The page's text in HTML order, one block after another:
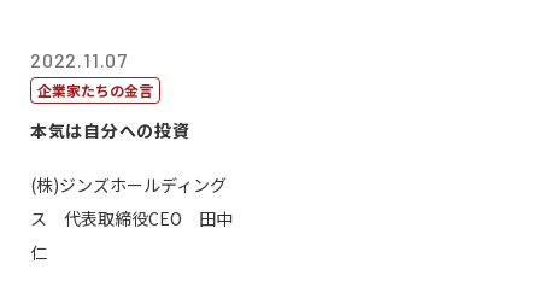
2022.11.07
企業家たちの金言
本気は自分への投資
(株)ジンズホールディング
ス 代表取締役CEO 田中
仁